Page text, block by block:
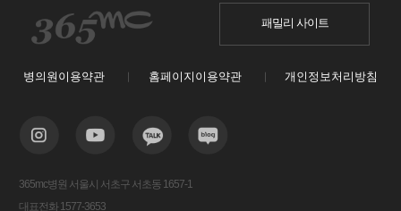
패밀리 사이트
병의원이용약관 홈페이지이용약관 개인정보처리방침
365mc병원 서울시 서초구 서초동 1657-1
대표전화 1577-3653